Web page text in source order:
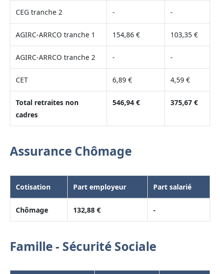
CEG tranche 2 - -
AGIRC-ARRCO tranche 1 154,86 € 103,35 €
AGIRC-ARRCO tranche 2 - -
CET 6,89 € 4,59 €
Total retraites non
cadres
546,94 € 375,67 €
Assurance Chômage
Cotisation Part employeur Part salarié
Chômage 132,88 € -
Famille - Sécurité Sociale